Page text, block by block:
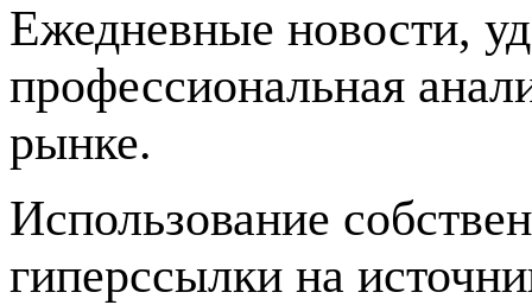
Ежедневные новости,
профессиональная
рынке.
Использование
гиперссылки на